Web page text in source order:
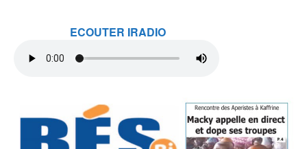
ECOUTER IRADIO